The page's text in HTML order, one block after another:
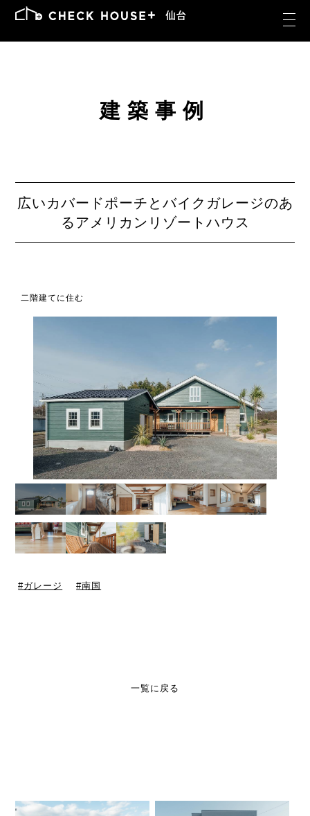
建築事例
広いカバードポーチとバイクガレージのあ
るアメリカンリゾートハウス
二階建てに住む
ガレージ 南国
一覧に戻る